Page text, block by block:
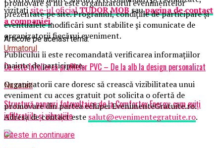
vizitațisite-ul oficialTUDOR MOB saupagina de contact
a companiei.
Articole pe aceiasi tema:
Urmatorul
Ce este înfolierea profilelor PVC – De la alb la design personalizat
Nu ratati
Structură panouri fotovoltaice de la Comfortex Energy: cum eviți
infiltrațiile și vibrațiile
promovare și nu este organizatorul evenimentelor
prezentate pe site. Programul, condițiile de participare și
eventualele modificări sunt stabilite și comunicate de
organizatorii fiecărui eveniment.
Publicului îi este recomandată verificarea informațiilor
înainte de participare.
Organizatorii care doresc să crească vizibilitatea unui
eveniment cu acces gratuit pot solicita o ofertă de
promovare din partea echipei EvenimenteGratuite.ro.
Adresa de contact este salut@evenimentegratuite.ro.
Citeste in continuare